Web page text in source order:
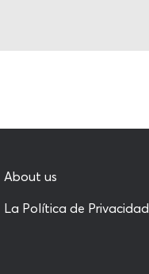
About us
La Política de Privacidad